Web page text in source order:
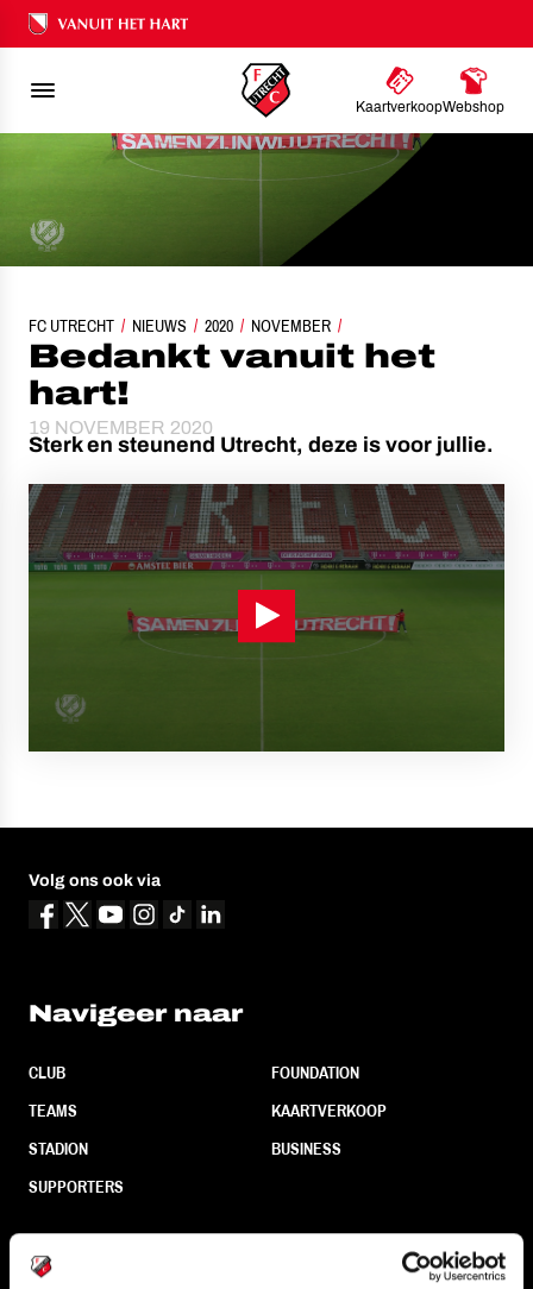
Ons nalatenschap
KaartverkoopWebshop
FC UTRECHT NIEUWS 2020 NOVEMBER
BEDANKT VANUIT HET HART!
Bedankt vanuit het
hart!
19 NOVEMBER 2020
Sterk en steunend Utrecht, deze is voor jullie.
Volg ons ook via
Navigeer naar
CLUB
TEAMS
STADION
SUPPORTERS
FOUNDATION
KAARTVERKOOP
BUSINESS